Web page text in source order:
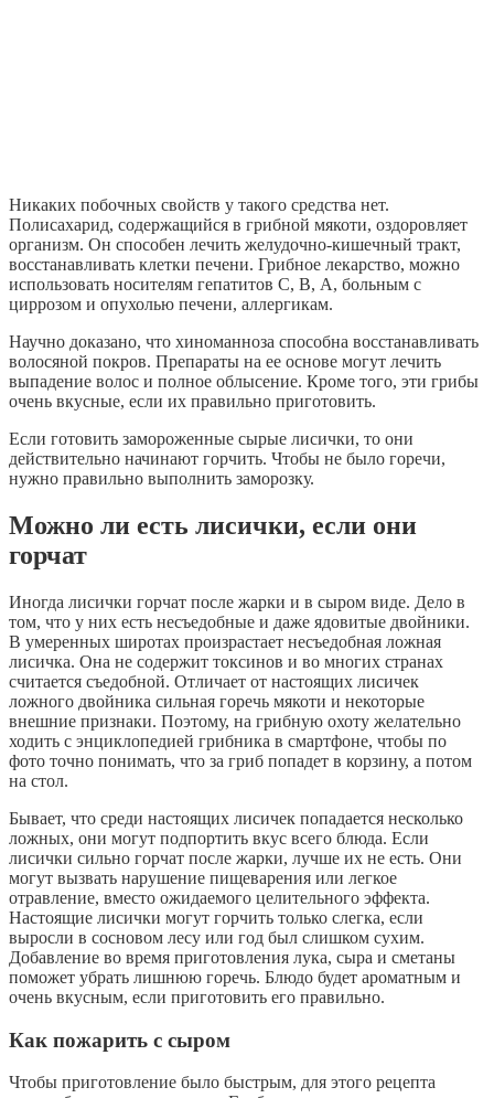
Никаких побочных свойств у такого средства нет.
Полисахарид, содержащийся в грибной мякоти, оздоровляет
организм. Он способен лечить желудочно-кишечный тракт,
восстанавливать клетки печени. Грибное лекарство, можно
использовать носителям гепатитов С, В, А, больным с
циррозом и опухолью печени, аллергикам.
Научно доказано, что хиноманноза способна восстанавливать
волосяной покров. Препараты на ее основе могут лечить
выпадение волос и полное облысение. Кроме того, эти грибы
очень вкусные, если их правильно приготовить.
Если готовить замороженные сырые лисички, то они
действительно начинают горчить. Чтобы не было горечи,
нужно правильно выполнить заморозку.
Можно ли есть лисички, если они
горчат
Иногда лисички горчат после жарки и в сыром виде. Дело в
том, что у них есть несъедобные и даже ядовитые двойники.
В умеренных широтах произрастает несъедобная ложная
лисичка. Она не содержит токсинов и во многих странах
считается съедобной. Отличает от настоящих лисичек
ложного двойника сильная горечь мякоти и некоторые
внешние признаки. Поэтому, на грибную охоту желательно
ходить с энциклопедией грибника в смартфоне, чтобы по
фото точно понимать, что за гриб попадет в корзину, а потом
на стол.
Бывает, что среди настоящих лисичек попадается несколько
ложных, они могут подпортить вкус всего блюда. Если
лисички сильно горчат после жарки, лучше их не есть. Они
могут вызвать нарушение пищеварения или легкое
отравление, вместо ожидаемого целительного эффекта.
Настоящие лисички могут горчить только слегка, если
выросли в сосновом лесу или год был слишком сухим.
Добавление во время приготовления лука, сыра и сметаны
поможет убрать лишнюю горечь. Блюдо будет ароматным и
очень вкусным, если приготовить его правильно.
Как пожарить с сыром
Чтобы приготовление было быстрым, для этого рецепта